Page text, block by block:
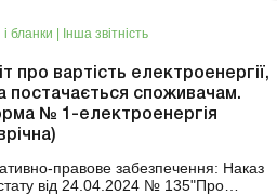
алко...
бланки | Інша звітність
про вартість електроенергії,
постачається споживачам.
№ 1-електроенергія
правове забезпечення: Наказ
від 24.04.2024 № 135"Про